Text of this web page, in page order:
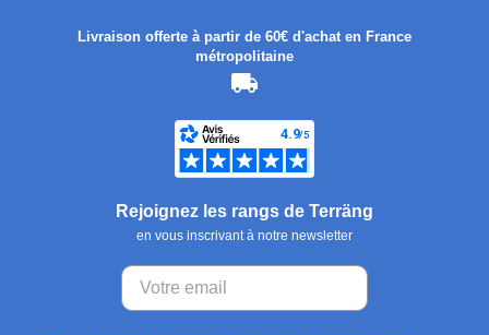
Livraison offerte à partir de 60€ d'achat en France
métropolitaine
Rejoignez les rangs de Terräng
en vous inscrivant à notre newsletter